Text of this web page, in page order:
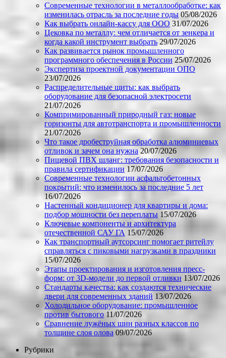
Современные технологии в металлообработке: как
изменилась отрасль за последние годы 05/08/2026
Как выбрать онлайн-кассу для ООО 31/07/2026
Цековка по металлу: чем отличается от зенкера и
когда какой инструмент выбрать 29/07/2026
Как развивается рынок промышленного
программного обеспечения в России 25/07/2026
Экспертиза проектной документации ОПО
23/07/2026
Распределительные щиты: как выбрать
оборудование для безопасной электросети
21/07/2026
Компримированный природный газ: новые
горизонты для автотранспорта и промышленности
21/07/2026
Что такое дробеструйная обработка алюминиевых
отливок и зачем она нужна 20/07/2026
Пищевой ПВХ шланг: требования безопасности и
правила сертификации 17/07/2026
Современные технологии асфальтобетонных
покрытий: что изменилось за последние 5 лет
16/07/2026
Настенный кондиционер для квартиры и дома:
подбор мощности без переплаты 15/07/2026
Ключевые компоненты и архитектура
отечественной САУ ГА 15/07/2026
Как транспортный аутсорсинг помогает ритейлу
справляться с пиковыми нагрузками в праздники
15/07/2026
Этапы проектирования и изготовления пресс-
форм: от 3D-модели до первой отливки 13/07/2026
Стандарты качества: как создаются технические
двери для современных зданий 13/07/2026
Холодильное оборудование: промышленное
против бытового 11/07/2026
Сравнение лужёных шин разных классов по
толщине слоя олова 09/07/2026
Рубрики